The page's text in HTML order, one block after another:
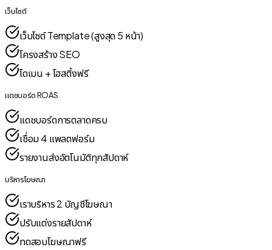
เว็บไซต์
เว็บไซต์ Template (สูงสุด 5 หน้า)
โครงสร้าง SEO
โดเมน + โฮสติ้งฟรี
แดชบอร์ด ROAS
แดชบอร์ดการตลาดครบ
เชื่อม 4 แพลตฟอร์ม
รายงานส่งอัตโนมัติทุกสัปดาห์
บริหารโฆษณา
เราบริหาร 2 บัญชีโฆษณา
ปรับแต่งรายสัปดาห์
ทดสอบโฆษณาฟรี